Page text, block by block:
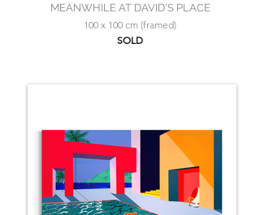
MEANWHILE AT DAVID'S PLACE
100 x 100 cm (framed)
SOLD